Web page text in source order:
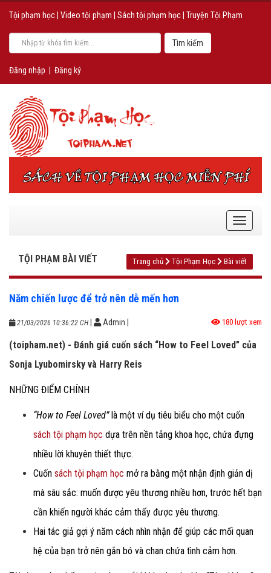
Tội phạm học Video tội phạm Sách tội phạm học Truyện Tội Phạm
Đăng nhập Đăng ký
TỘI PHẠM BÀI VIẾT Trang chủ Tội Phạm Học Bài viết
Năm chiến lược để trở nên dễ mến hơn
21/03/2026 10:36:22 CH Admin 180 lượt xem
(toipham.net) - Đánh giá cuốn sách “How to Feel Loved” của
Sonja Lyubomirsky và Harry Reis
NHỮNG ĐIỂM CHÍNH
“How to Feel Loved”là một ví dụ tiêu biểu cho một cuốn
sách tội phạm học dựa trên nền tảng khoa học, chứa đựng
nhiều lời khuyên thiết thực.
Cuốn sách tội phạm học mở ra bằng một nhận định giản dị
mà sâu sắc: muốn được yêu thương nhiều hơn, trước hết bạn
cần khiến người khác cảm thấy được yêu thương.
Hai tác giả gợi ý năm cách nhìn nhận để giúp các mối quan
hệ của bạn trở nên gắn bó và chan chứa tình cảm hơn.